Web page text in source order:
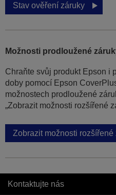
Stav ověření záruky
Možnosti prodloužené
Chraňte svůj produkt Epson i
doby pomocí Epson
možnostech prodloužené
„Zobrazit možnosti rozšířené
Zobrazit možnosti rozšířené
Kontaktujte nás